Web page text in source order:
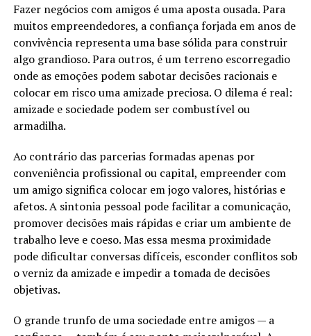
Fazer negócios com amigos é uma aposta ousada. Para
muitos empreendedores, a confiança forjada em anos de
convivência representa uma base sólida para construir
algo grandioso. Para outros, é um terreno escorregadio
onde as emoções podem sabotar decisões racionais e
colocar em risco uma amizade preciosa. O dilema é real:
amizade e sociedade podem ser combustível ou
armadilha.
Ao contrário das parcerias formadas apenas por
conveniência profissional ou capital, empreender com
um amigo significa colocar em jogo valores, histórias e
afetos. A sintonia pessoal pode facilitar a comunicação,
promover decisões mais rápidas e criar um ambiente de
trabalho leve e coeso. Mas essa mesma proximidade
pode dificultar conversas difíceis, esconder conflitos sob
o verniz da amizade e impedir a tomada de decisões
objetivas.
O grande trunfo de uma sociedade entre amigos — a